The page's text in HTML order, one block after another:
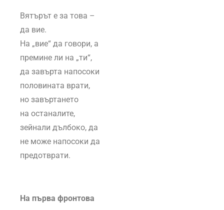
Вятърът е за това –
да вие.
На „вие“ да говори, а
премине ли на „ти“,
да завърта напосоки
половината врати,
но завъртането
на останалите,
зейнали дълбоко, да
не може напосоки да
предотврати.
На първа фронтова